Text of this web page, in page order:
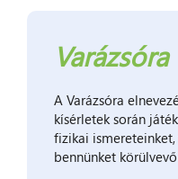
Varázsóra
A Varázsóra
kísérletek során
fizikai
bennünket